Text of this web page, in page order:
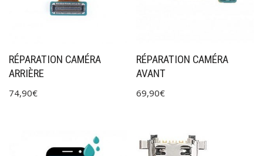
RÉPARATION CAMÉRA
ARRIÈRE
74,90€
RÉPARATION CAMÉRA
AVANT
69,90€